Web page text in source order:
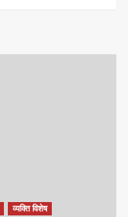
व्यक्ति विशेष